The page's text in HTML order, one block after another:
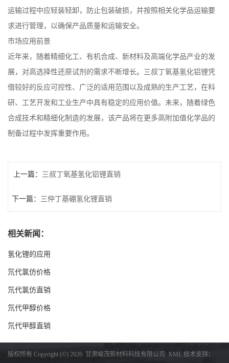
运输过程中应轻装轻卸，防止包装破损，并按照相关化学品运输要
求进行管理，以确保产品质量和运输安全。
市场应用前景
近年来，随着精细化工、有机合成、新材料及高端化学品产业的发
展，对高选择性还原试剂的需求不断增长。三叔丁氧基氢化铝锂凭
借较好的反应可控性、广泛的适用范围以及成熟的生产工艺，在科
研、工艺开发和工业生产中具有稳定的应用价值。未来，随着绿色
合成技术和精细化制造的发展，该产品将在更多高附加值化学品的
制备过程中发挥重要作用。
上一篇： 三叔丁氧基氢化铝锂直销
下一篇： 三仲丁基硼氢化锂直销
相关新闻：
氢化锂的应用
氘代氯仿价格
氘代氯仿直销
氘代甲醇价格
氘代甲醇直销
版权所有 Copyright (©) 2026 甘肃峻茂新材料科技有限公司 XML 技术支持：